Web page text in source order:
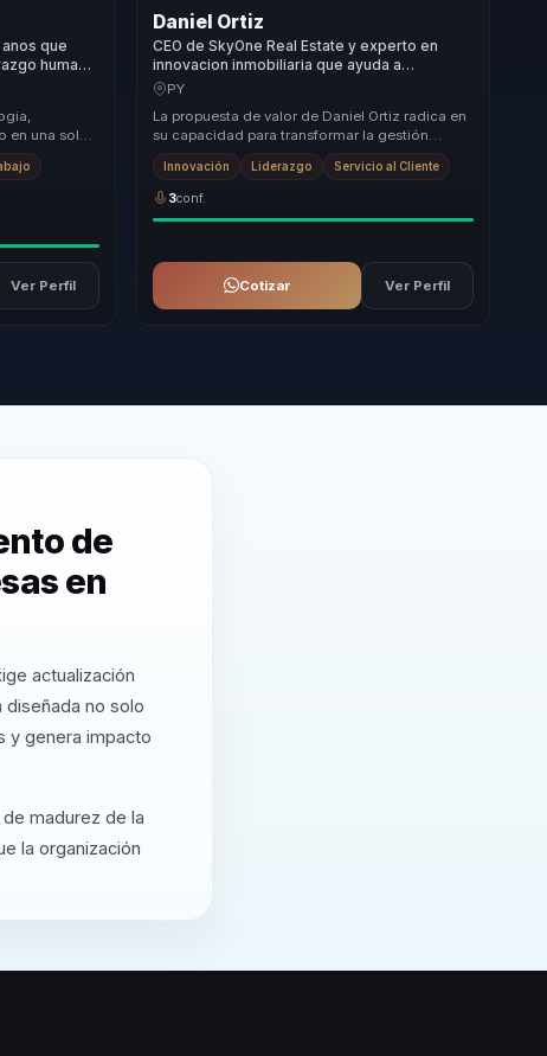
que
humano
una sola
promesa
Ver Perfil
Daniel Ortiz
CEO de SkyOne Real Estate y experto en
innovacion inmobiliaria que ayuda a
empresas a convertir liderazgo y servicio en
PY
La propuesta de valor de Daniel Ortiz radica en
su capacidad para transformar la gestión
inmobiliaria a través de la innovación y la impl...
Innovación Liderazgo Servicio al Cliente
3conf.
Cotizar Ver Perfil
de
en
actualización
no solo
y genera impacto
madurez de la
la organización